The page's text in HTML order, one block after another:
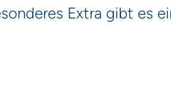
Extra gibt es